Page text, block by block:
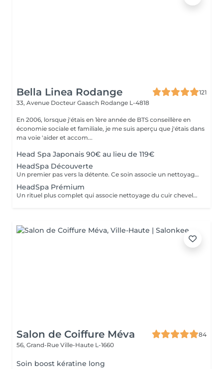
Bella Linea Rodange
121
33, Avenue Docteur Gaasch Rodange L-4818
En 2006, lorsque j'étais en 1ère année de BTS conseillère en
économie sociale et familiale, je me suis aperçu que j'étais dans
ma voie 'aider et accom...
Head Spa Japonais 90€ au lieu de 119€
HeadSpa Découverte
Un premier pas vers la détente. Ce soin associe un nettoyage doux du cuir chevelu à un massage relaxant qui stimule la circulation et libère les tensions. Idéal pour découvrir l'expérience Head Spa et profiter d'un moment de bien-être immédiat.
HeadSpa Prémium
Un rituel plus complet qui associe nettoyage du cuir chevelu, massage profond et soins spécifiques adaptés à vos besoins (hydratation, apaisement, vitalité). L'utilisation de vapeur permet de renforcer l'efficacité des soins et d'apporter une relaxation encore plus intense.
Salon de Coiffure Méva
84
56, Grand-Rue Ville-Haute L-1660
Soin boost kératine long